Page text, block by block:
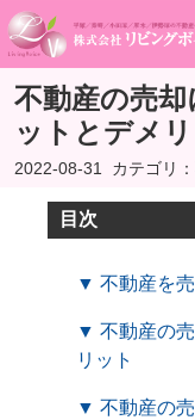
不動産の売
ットとデメ
2022-08-31 カテゴリ：
目次
▼ 不動産を
▼ 不動産の
リット
▼ 不動産の